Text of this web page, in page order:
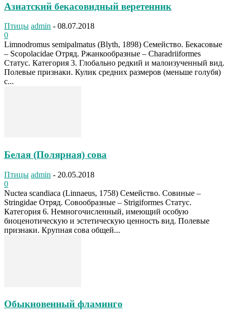
Азиатский бекасовидный веретенник
Птицы admin - 08.07.2018
0
Limnodromus semipalmatus (Blyth, 1898) Семейство. Бекасовые
– Scopolacidae Отряд. Ржанкообразные – Charadriiformes
Статус. Категория 3. Глобально редкий и малоизученный вид.
Полевые признаки. Кулик средних размеров (меньше голубя)
с...
Белая (Полярная) сова
Птицы admin - 20.05.2018
0
Nuctea scandiaca (Linnaeus, 1758) Семейство. Совиные –
Stringidae Отряд. Совообразные – Strigiformes Статус.
Категория 6. Немногочисленный, имеющий особую
биоценотическую и эстетическую ценность вид. Полевые
признаки. Крупная сова общей...
Обыкновенный фламинго